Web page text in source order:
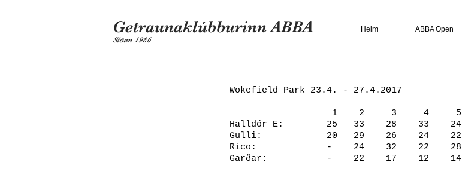
Getraunaklúbburinn ABBA
Síðan 1986
Heim ABBA Open
Wokefield Park 23.4. - 27.4.2017
1 2 3 4 5
Halldór E: 25 33 28 33 24
Gulli: 20 29 26 24 22
Rico: - 24 32 22 28
Garðar: - 22 17 12 14